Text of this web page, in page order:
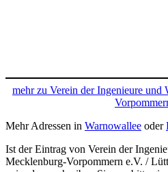
mehr zu Verein der Ingenieure
Mehr Adressen in Warnowallee oder
Ist der Eintrag von Verein der
Mecklenburg-Vorpommern e.V. /